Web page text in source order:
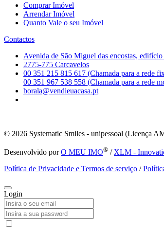
Comprar Imóvel
Arrendar Imóvel
Quanto Vale o seu Imóvel
Contactos
Avenida de São Miguel das encostas,
2775-775 Carcavelos
00 351 215 815 617 (Chamada para a rede
00 351 967 538 558 (Chamada para a rede
borala@vendieuacasa.pt
© 2026 Systematic Smiles - unipessoal (Licença
Desenvolvido porO MEU IMO® / XLM -
Política de Privacidade e Termos de serviço /
Login